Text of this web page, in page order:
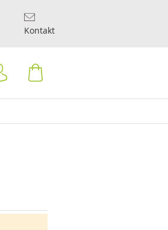
Kontakt
Anmelden